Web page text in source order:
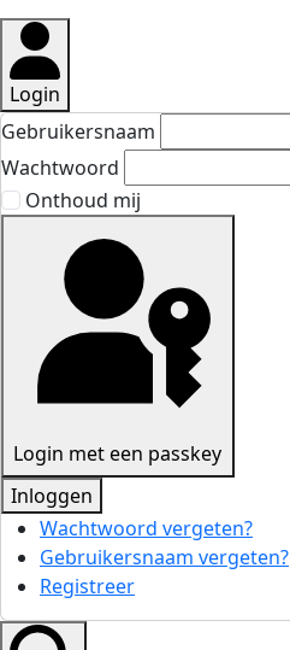
Login
Gebruikersnaam
Wachtwoord
Onthoud mij
Login met een passkey
Inloggen
Wachtwoord vergeten?
Gebruikersnaam vergeten?
Registreer